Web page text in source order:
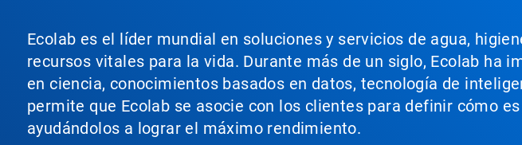
Ecolab es el líder mundial en soluciones y servicios de agua,
recursos vitales para la vida. Durante más de un siglo, Ecolab ha
en ciencia, conocimientos basados en datos, tecnología de
permite que Ecolab se asocie con los clientes para definir cómo
ayudándolos a lograr el máximo rendimiento.